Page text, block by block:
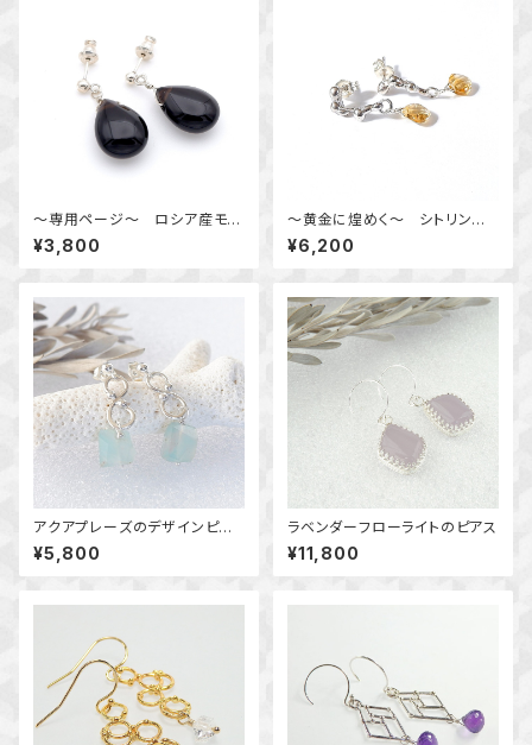
～専用ページ～ ロシア産モリ
オンのシンプルピアス ～漆黒
の守護～ 天然石アクセサリ
ー ピアス
¥3,800
～黄金に煌めく～ シトリンの
デザインピアス 天然石アクセ
サリー 一点物
¥6,200
アクアプレーズのデザインピア
ス 天然石アクセサリー 一点物
¥5,800
ラベンダーフローライトのピアス
¥11,800